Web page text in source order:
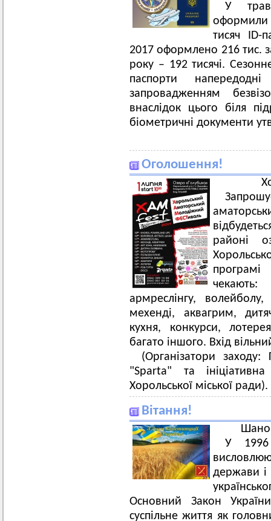
У
оформили
тисяч ID-
2017 оформлено 216 тис.
року – 192 тисячі.
паспорти
запровадженням
внаслідок цього біля
біометричні документи
Оголошення!
районі
програмі
армреслінгу,
мехенді, аквагрим,
кухня, конкурси,
багато іншого. Вхід
(Організатори
"Sparta" та
Хорольської міської ради).
Вітання!
У 1996
держави і
Основний Закон
суспільне життя як